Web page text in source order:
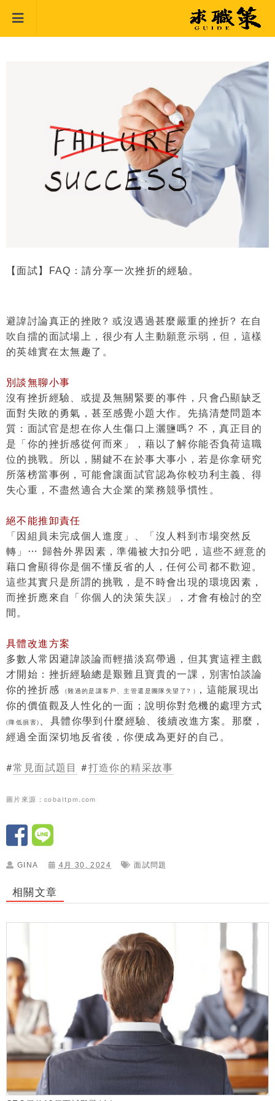
【面試】FAQ：請分享一次挫折的經驗。
避諱討論真正的挫敗? 或沒遇過甚麼嚴重的挫折? 在自
吹自擂的面試場上，很少有人主動願意示弱，但，這樣
的英雄實在太無趣了。
別談無聊小事
沒有挫折經驗、或提及無關緊要的事件，只會凸顯缺乏
面對失敗的勇氣，甚至感覺小題大作。先搞清楚問題本
質：面試官是想在你人生傷口上灑鹽嗎? 不，真正目的
是「你的挫折感從何而來 」，藉以了解你能否負荷這職
位的挑戰。所以，關鍵不在於事大事小，若是你拿研究
所落榜當事例，可能會讓面試官認為你較功利主義、得
失心重，不盡然適合大企業的業務競爭慣性。
絕不能推卸責任
「因組員未完成個人進度」、「沒人料到市場突然反
轉」… 歸咎外界因素，準備被大扣分吧，這些不經意的
藉口會顯得你是個不懂反省的人，任何公司都不歡迎。
這些其實只是所謂的挑戰，是不時會出現的環境因素，
而挫折應來自「你個人的決策失誤」
，才會有檢討的空
間。
具體改進方案
多數人常因避諱談論而輕描淡寫帶過，但其實這裡主戲
才開始：挫折經驗總是艱難且寶貴的一課，別害怕談論
你的挫折感 (難過的是讓客戶、主管還是團隊失望了? )
，這能展現出
你的價值觀及人性化的一面；說明你對危機的處理方式
(降低損害) 、 具體你學到什麼經驗、 後續改進方案。那麼，
經過全面深切地反省後，你便成為更好的自己。
#常見面試題目 #打造你的精采故事
圖片來源： cobaltpm.com
GINA 4月 30, 2024 面試問題
相關文章